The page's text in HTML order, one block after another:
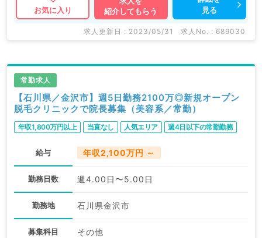
お気に入り
紹介してもらう
見る
求人更新日 : 2023/05/31 求人No. : 689030
常勤求人
【石川県／金沢市】週5日勤務2100万◎新規オープン
脱毛クリニックで院長募集（美容系／常勤）
年収1,800万円以上 当直なし 人気エリア 週4日以下の常勤勤務
給与 年収2,100万円 ～
勤務日数 週4.00日〜5.00日
勤務地 石川県金沢市
募集科目 その他